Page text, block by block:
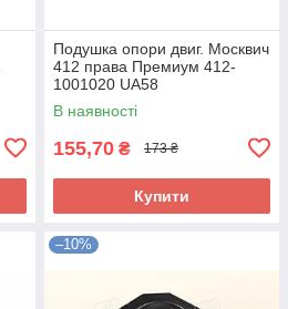
Подушка опори двиг. Москвич
412 права Премиум 412-
1001020 UA58
В наявності
155,70 ₴ 173 ₴
Купити
–10%